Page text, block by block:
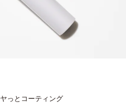
っとコーティング